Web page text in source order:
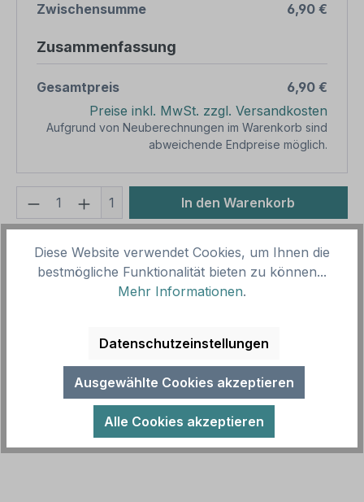
Zwischensumme
6,90 €
Zusammenfassung
Gesamtpreis
6,90 €
Preise inkl. MwSt. zzgl. Versandkosten
Aufgrund von Neuberechnungen im Warenkorb sind
abweichende Endpreise möglich.
Produkt Anzahl: Gib den
1 In den Warenkorb
Vorlagenummer:
ISO 7010 - M020-K
Gebotszeichen Sicherheitsgurt benutzen -
anschnallen nach ISO 7010 und ASR A 1.3 (2013)
als Kombinationsschild mit Zusatztex…Mehr
Diese Website verwendet Cookies, um Ihnen die
bestmögliche Funktionalität bieten zu können...
Mehr Informationen.
Datenschutzeinstellungen
Ausgewählte Cookies akzeptieren
Alle Cookies akzeptieren